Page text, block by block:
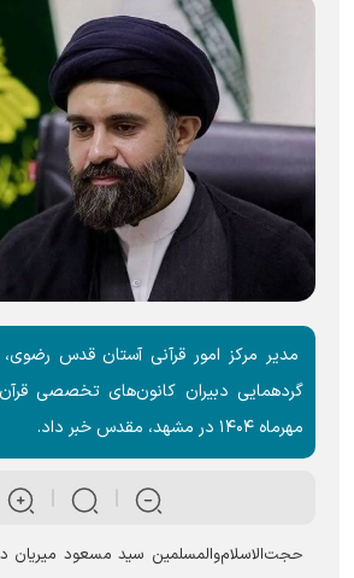
مدیر مرکز امور قرآنی آستان قدس رضوی،
مهرماه ۱۴۰۴ در مشهد، مقدس خبر داد.
حجت‌الاسلام‌والمسلمین سید مسعود میریان